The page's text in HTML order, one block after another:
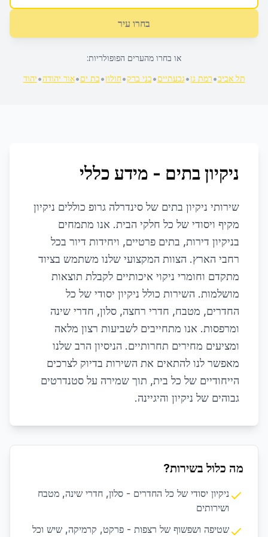
בחרו עיר
או בחרו מהערים הפופולריות:
תל אביב•רמת גן•גבעתיים•בני ברק•חולון•בת ים•אור יהודה•יהוד
ניקיון בתים - מידע כללי
שירותי ניקיון בתים של סינדרלה גרופ כוללים ניקיון
מקיף ויסודי של כל חלקי הבית. אנו מתמחים
בניקיון דירות, בתים פרטיים, ויחידות דיור בכל
רחבי הארץ. הצוות המקצועי שלנו משתמש בציוד
מתקדם וחומרי ניקוי איכותיים לקבלת תוצאות
מושלמות. השירות כולל ניקיון יסודי של כל
החדרים, מטבח, חדרי רחצה, סלון, חדרי שינה
ומרפסות. אנו מתחייבים לשביעות רצון מלאה
ומציעים מחירים תחרותיים. הניסיון הרב שלנו
מאפשר לנו להתאים את השירות בדיוק לצרכים
הייחודיים של כל בית, תוך שמירה על סטנדרטים
גבוהים של ניקיון והיגיינה.
מה כלול בשירות?
ניקיון יסודי של כל החדרים - סלון, חדרי שינה, מטבח
ושירותים
שטיפה ושפשוף של רצפות - פרקט, קרמיקה, שיש וכל